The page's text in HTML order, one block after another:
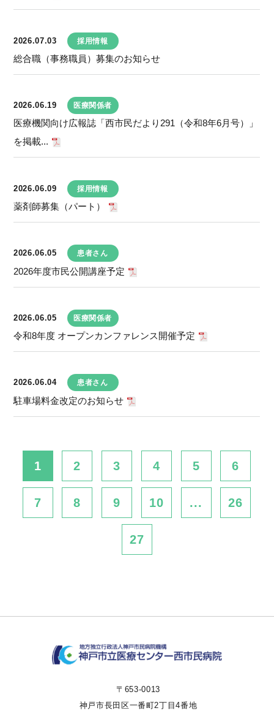
2026.07.03 採用情報
総合職（事務職員）募集のお知らせ
2026.06.19 医療関係者
医療機関向け広報誌「西市民だより291（令和8年6月号）」
を掲載...
2026.06.09 採用情報
薬剤師募集（パート）
2026.06.05 患者さん
2026年度市民公開講座予定
2026.06.05 医療関係者
令和8年度 オープンカンファレンス開催予定
2026.06.04 患者さん
駐車場料金改定のお知らせ
1 2 3 4 5 6
7 8 9 10 ... 26
27
〒653-0013
神戸市長田区一番町2丁目4番地